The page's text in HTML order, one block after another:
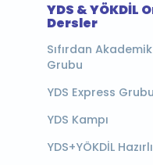
YDS & YÖKDİL
Dersler
Sıfırdan
Grubu
YDS Express Grubu
YDS Kampı
YDS+YÖKDİL